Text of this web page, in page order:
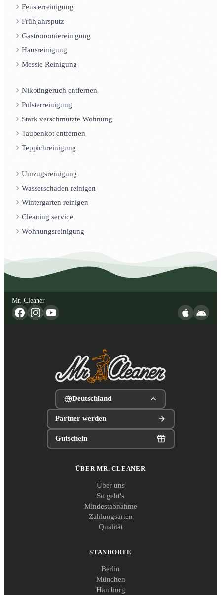
Fensterreinigung
Frühjahrsputz
Gastronomiereinigung
Hausreinigung
Messie Reinigung
Nikotingeruch entfernen
Polsterreinigung
Stark verschmutzte Wohnung
Taubenkot entfernen
Teppichreinigung
Umzugsreinigung
Wasserschaden reinigen
Wintergarten reinigen
Cleaning service
Wohnungsreinigung
Mr. Cleaner
Deutschland
Partner werden
Gutschein
ÜBER MR. CLEANER
Über uns
So geht's
Mindestabnahme
Zahlungsarten
Qualität
STANDORTE
Berlin
München
Hamburg